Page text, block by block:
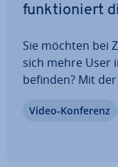
funk­tio­niert
Sie möchten bei
sich mehre User
befinden? Mit
auch in großen
Video-Konferenz